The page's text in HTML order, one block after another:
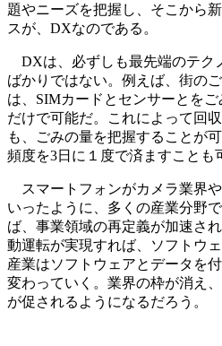
題やニーズを把握し、そこから
スが、DXなのである。
DXは、必ずしも最先端のテク
ばかりではない。例えば、街の
は、SIMカードとセンサーとを
だけで可能だ。これによって回
も、ごみの量を把握することが
頻度を3日に１度で済ますことも
スマートフォンがカメラ業界
いったように、多くの産業分野
ば、事業領域の再定義が加速さ
動運転が実現すれば、ソフトウ
産業はソフトウェアとデータを
変わっていく。業界の枠が消え
が促されるようになるだろう。